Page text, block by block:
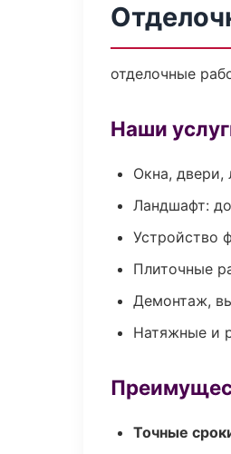
отделочные
Наши
Окна, двери,
Ландшафт:
Устройство
Плиточные
Демонтаж,
Натяжные и
Точные